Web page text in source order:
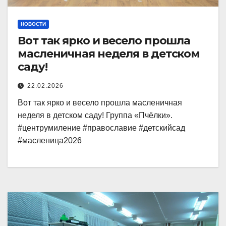
НОВОСТИ
Вот так ярко и весело прошла
масленичная неделя в детском
саду!
22.02.2026
Вот так ярко и весело прошла масленичная
неделя в детском саду! Группа «Пчёлки».
#центрумиление #православие #детскийсад
#масленица2026